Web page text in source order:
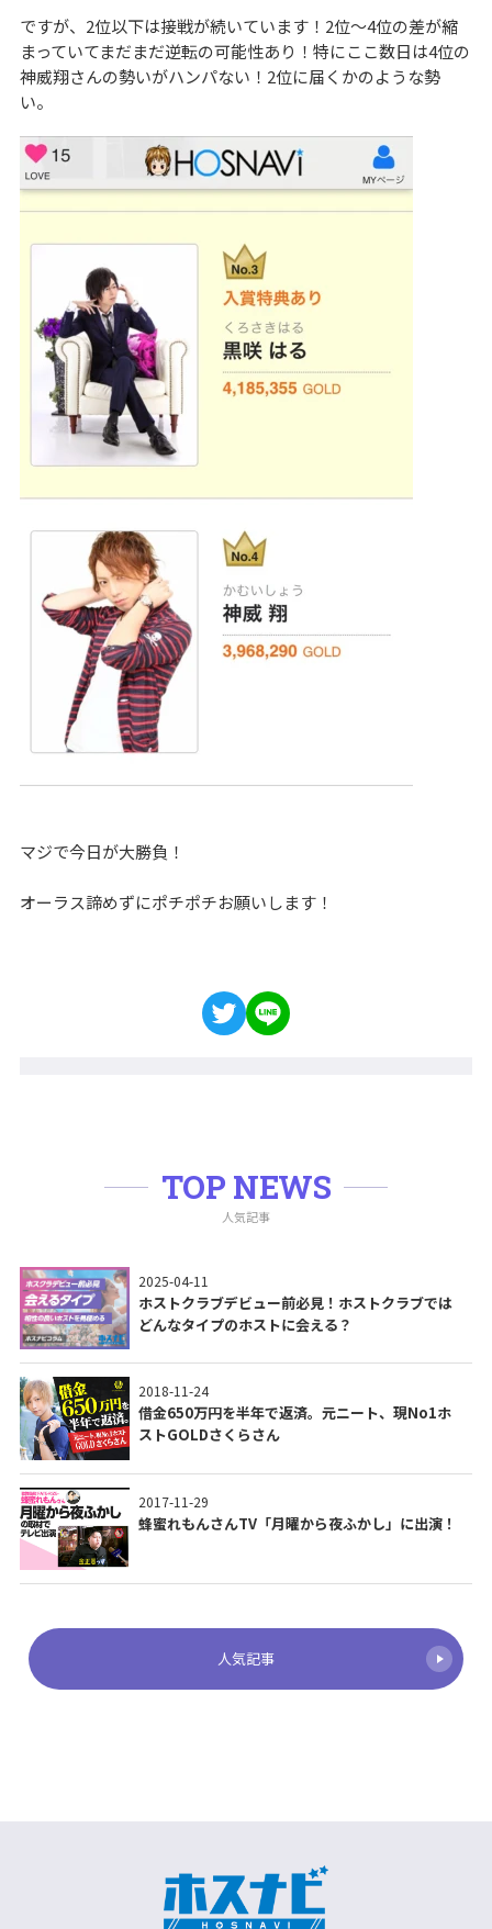
ですが、2位以下は接戦が続いています！2位～4位の差が縮
まっていてまだまだ逆転の可能性あり！特にここ数日は4位の
神威翔さんの勢いがハンパない！2位に届くかのような勢
い。
マジで今日が大勝負！
オーラス諦めずにポチポチお願いします！
TOP NEWS
人気記事
2025-04-11
ホストクラブデビュー前必見！ホストクラブでは
どんなタイプのホストに会える？
2018-11-24
借金650万円を半年で返済。元ニート、現No1ホ
ストGOLDさくらさん
2017-11-29
蜂蜜れもんさんTV「月曜から夜ふかし」に出演！
人気記事